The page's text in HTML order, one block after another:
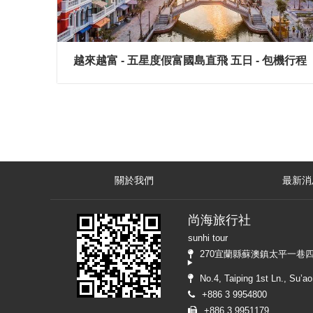
越來越富 - 五星度假富國島直飛 五日 - 包機行程
關於我們 最新
尚海旅行社
sunhi tour
270宜蘭縣蘇澳鎮太平一巷
No.4, Taiping 1st Ln.,
+886 3 9954800
+886 3 9951179